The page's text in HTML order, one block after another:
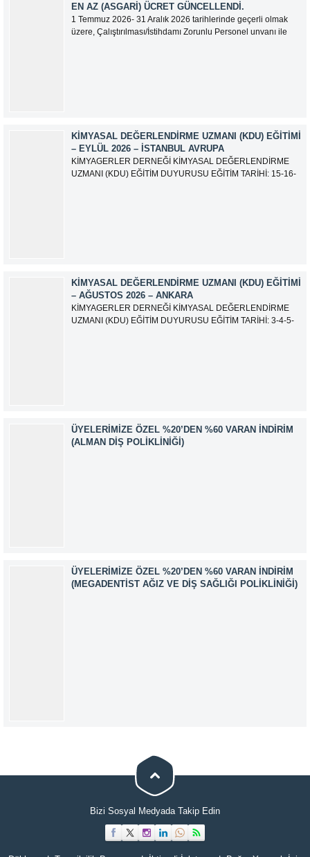
EN AZ (ASGARI) ÜCRET GÜNCELLENDI.
1 Temmuz 2026- 31 Aralık 2026 tarihlerinde geçerli olmak
üzere, Çalıştırılması/İstihdamı Zorunlu Personel unvanı ile
KIMYASAL DEĞERLENDIRME UZMANI (KDU) EĞITIMI
– EYLÜL 2026 – İSTANBUL AVRUPA
KİMYAGERLER DERNEĞİ KİMYASAL DEĞERLENDİRME
UZMANI (KDU) EĞİTİM DUYURUSU EĞİTİM TARİHİ: 15-16-
KIMYASAL DEĞERLENDIRME UZMANI (KDU) EĞITIMI
– AĞUSTOS 2026 – ANKARA
KİMYAGERLER DERNEĞİ KİMYASAL DEĞERLENDİRME
UZMANI (KDU) EĞİTİM DUYURUSU EĞİTİM TARİHİ: 3-4-5-
ÜYELERIMIZE ÖZEL %20’DEN %60 VARAN İNDIRIM
(ALMAN DIŞ POLIKLINIĞI)
ÜYELERIMIZE ÖZEL %20’DEN %60 VARAN İNDIRIM
(MEGADENTIST AĞIZ VE DIŞ SAĞLIĞI POLIKLINIĞI)
Bizi Sosyal Medyada Takip Edin